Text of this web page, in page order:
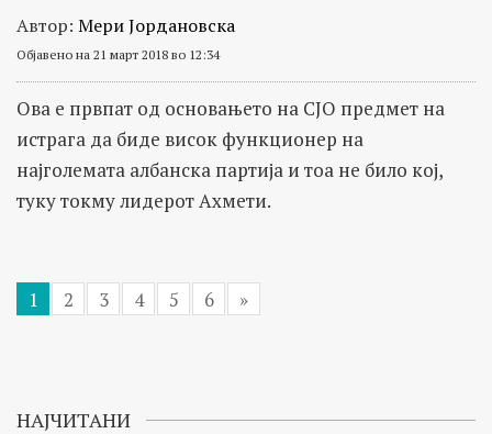
Автор: Мери Јордановска
Објавено на 21 март 2018 во 12:34
Ова е првпат од основањето на СЈО предмет на
истрага да биде висок функционер на
најголемата албанска партија и тоа не било кој,
туку токму лидерот Ахмети.
1 2 3 4 5 6 »
НАЈЧИТАНИ